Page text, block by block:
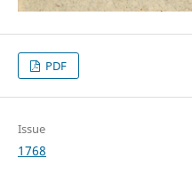
PDF
Issue
1768